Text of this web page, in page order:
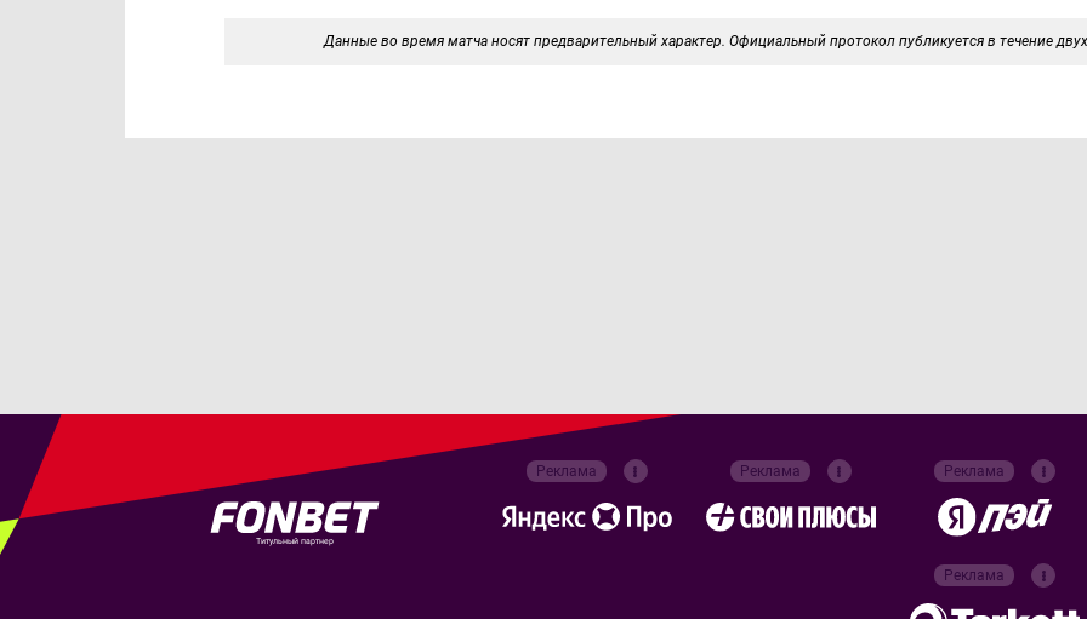
Данные во время матча носят предварительный характер. Официальный протокол публикуется в течение
Титульный партнер
Реклама Реклама Реклама
Реклама